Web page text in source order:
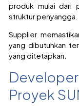
produk mulai dari
struktur penyangga.
Supplier
yang dibutuhkan
yang ditetapkan.
Proyek